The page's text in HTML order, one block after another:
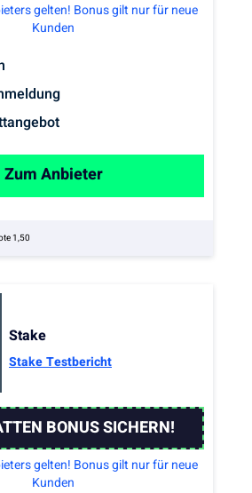
gelten! Bonus gilt nur für neue
Kunden
Zum Anbieter
1,50
Stake
Stake Testbericht
BONUS SICHERN!
gelten! Bonus gilt nur für neue
Kunden